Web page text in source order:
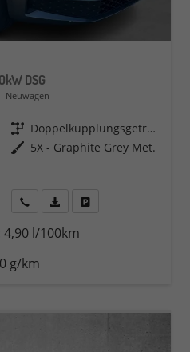
DSG
Neuwagen
Getriebe
Doppelkupplungsgetriebe (DSG)
Außenfarbe 5X - Graphite Grey Met.
Rückruf PDF-Datei, Fahrzeugexposé
4,90 l/100km
g/km